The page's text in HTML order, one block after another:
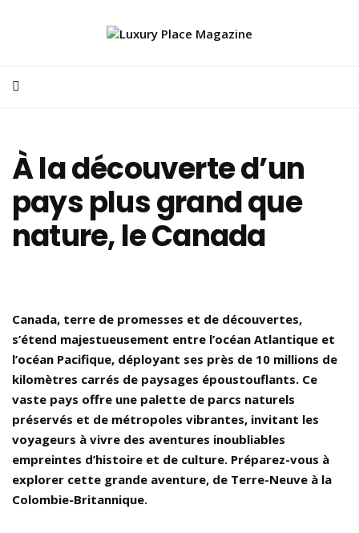
À la découverte d’un
pays plus grand que
nature, le Canada
Canada, terre de promesses et de découvertes,
s’étend majestueusement entre l’océan Atlantique et
l’océan Pacifique, déployant ses près de 10 millions de
kilomètres carrés de paysages époustouflants. Ce
vaste pays offre une palette de parcs naturels
préservés et de métropoles vibrantes, invitant les
voyageurs à vivre des aventures inoubliables
empreintes d’histoire et de culture. Préparez-vous à
explorer cette grande aventure, de Terre-Neuve à la
Colombie-Britannique.